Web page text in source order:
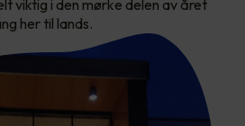
viktig i den mørke delen av året
her til lands.